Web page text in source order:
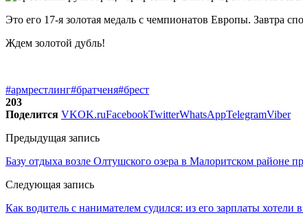
Это его 17-я золотая медаль с чемпионатов Европы. Завтра
Ждем золотой дубль!
#армрестлинг#братченя#брест
203
Поделится VKOK.ruFacebookTwitterWhatsAppTelegramViber
Предыдущая запись
Базу отдыха возле Олтушского озера в Малоритском районе
Следующая запись
Как водитель с нанимателем судился: из его зарплаты хотели